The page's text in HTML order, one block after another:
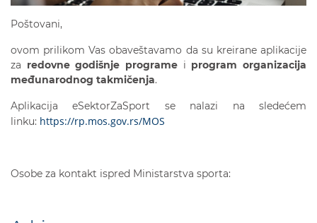
Poštovani,
ovom prilikom Vas obaveštavamo da su kreirane aplikacije
za redovne godišnje programe i program organizacija
međunarodnog takmičenja.
Aplikacija eSektorZaSport se nalazi na sledećem
linku: https://rp.mos.gov.rs/MOS
Osobe za kontakt ispred Ministarstva sporta: